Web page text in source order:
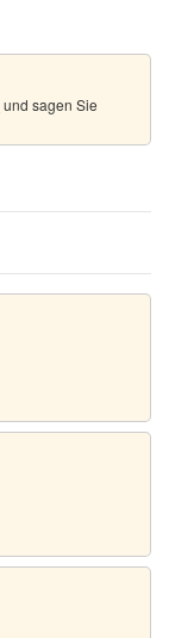
und sagen Sie